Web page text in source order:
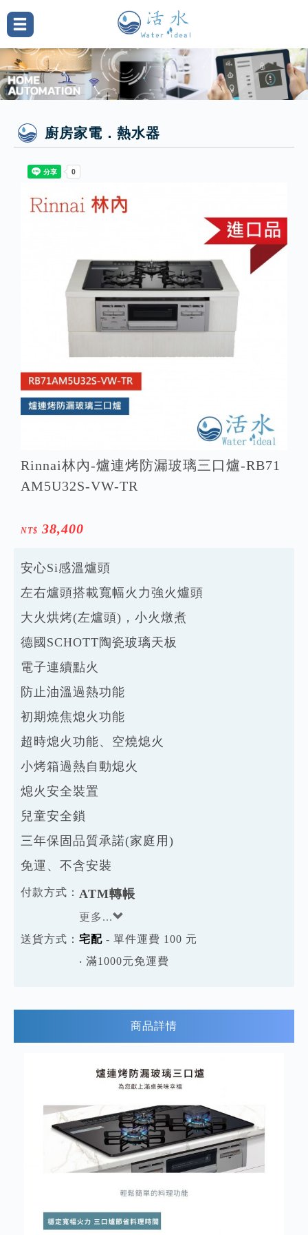
廚房家電．熱水器
Rinnai林內-爐連烤防漏玻璃三口爐-RB71
AM5U32S-VW-TR
NT$ 38,400
安心Si感溫爐頭
左右爐頭搭載寬幅火力強火爐頭
大火烘烤(左爐頭)，小火燉煮
德國SCHOTT陶瓷玻璃天板
電子連續點火
防止油溫過熱功能
初期燒焦熄火功能
超時熄火功能、空燒熄火
小烤箱過熱自動熄火
熄火安全裝置
兒童安全鎖
三年保固品質承諾(家庭用)
免運、不含安裝
付款方式： ATM轉帳
更多...
送貨方式： 宅配 - 單件運費 100 元
‧ 滿1000元免運費
商品詳情